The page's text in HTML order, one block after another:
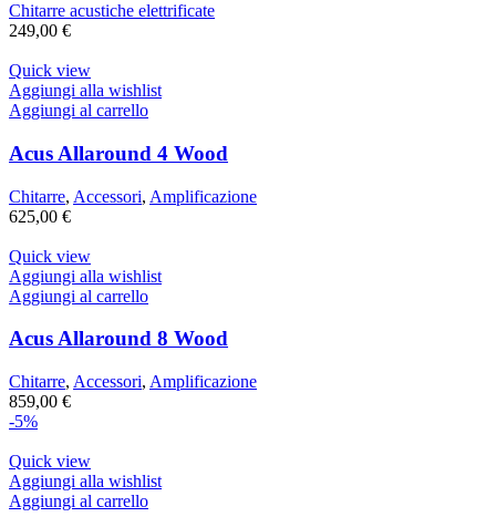
Chitarre acustiche elettrificate
249,00 €
Quick view
Aggiungi alla wishlist
Aggiungi al carrello
Acus Allaround 4 Wood
Chitarre, Accessori, Amplificazione
625,00 €
Quick view
Aggiungi alla wishlist
Aggiungi al carrello
Acus Allaround 8 Wood
Chitarre, Accessori, Amplificazione
859,00 €
-5%
Quick view
Aggiungi alla wishlist
Aggiungi al carrello